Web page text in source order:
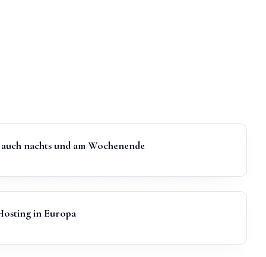
nachts und am Wochenende
in Europa